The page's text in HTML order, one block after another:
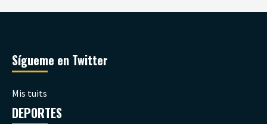
Sígueme en Twitter
Mis tuits
DEPORTES